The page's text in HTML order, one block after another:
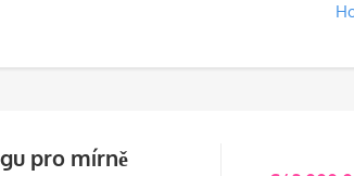
pro mírně